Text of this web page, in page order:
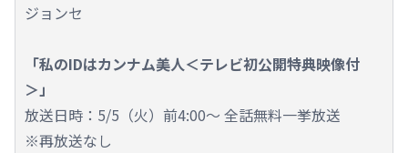
ジョンセ
「私のIDはカンナム美人＜テレビ初公開特典映像付
＞」
放送日時：5/5（火）前4:00～ 全話無料一挙放送
※再放送なし